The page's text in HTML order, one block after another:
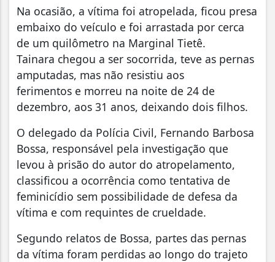
Na ocasião, a vítima foi atropelada, ficou presa
embaixo do veículo e foi arrastada por cerca
de um quilômetro na Marginal Tietê.
Tainara chegou a ser socorrida, teve as pernas
amputadas, mas não resistiu aos
ferimentos e morreu na noite de 24 de
dezembro, aos 31 anos, deixando dois filhos.
O delegado da Polícia Civil, Fernando Barbosa
Bossa, responsável pela investigação que
levou à prisão do autor do atropelamento,
classificou a ocorrência como tentativa de
feminicídio sem possibilidade de defesa da
vítima e com requintes de crueldade.
Segundo relatos de Bossa, partes das pernas
da vítima foram perdidas ao longo do trajeto